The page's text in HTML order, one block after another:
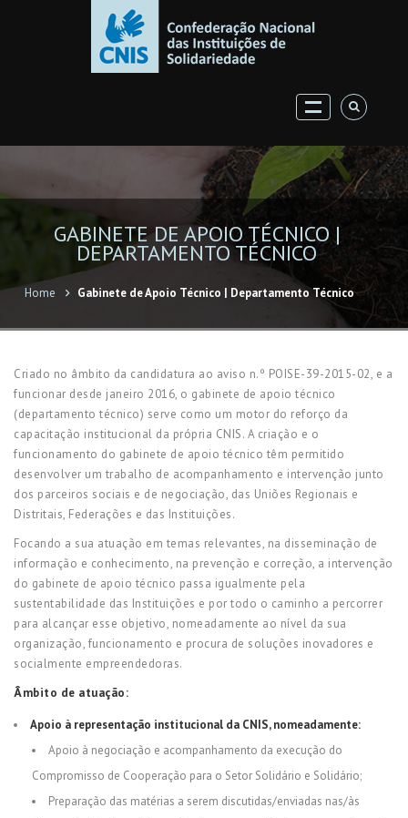
GABINETE DE APOIO TÉCNICO |
DEPARTAMENTO TÉCNICO
Home Gabinete de Apoio Técnico | Departamento Técnico
Criado no âmbito da candidatura ao aviso n.º POISE-39-2015-02, e a
funcionar desde janeiro 2016, o gabinete de apoio técnico
(departamento técnico) serve como um motor do reforço da
capacitação institucional da própria CNIS. A criação e o
funcionamento do gabinete de apoio técnico têm permitido
desenvolver um trabalho de acompanhamento e intervenção junto
dos parceiros sociais e de negociação, das Uniões Regionais e
Distritais, Federações e das Instituições.
Focando a sua atuação em temas relevantes, na disseminação de
informação e conhecimento, na prevenção e correção, a intervenção
do gabinete de apoio técnico passa igualmente pela
sustentabilidade das Instituições e por todo o caminho a percorrer
para alcançar esse objetivo, nomeadamente ao nível da sua
organização, funcionamento e procura de soluções inovadores e
socialmente empreendedoras.
Âmbito de atuação:
Apoio à representação institucional da CNIS, nomeadamente:
Apoio à negociação e acompanhamento da execução do
Compromisso de Cooperação para o Setor Solidário e Solidário;
Preparação das matérias a serem discutidas/enviadas nas/às